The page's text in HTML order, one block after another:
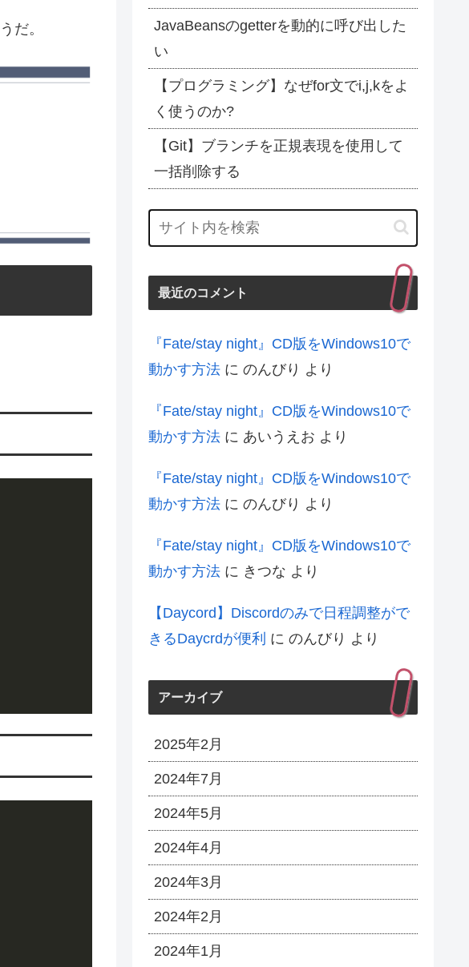
だ。
JavaBeansのgetterを動的に呼び出した
い
【プログラミング】なぜfor文でi,j,kをよ
く使うのか?
【Git】ブランチを正規表現を使用して
一括削除する
最近のコメント
『Fate/stay night』CD版をWindows10で
動かす方法 に のんびり より
『Fate/stay night』CD版をWindows10で
動かす方法 に あいうえお より
『Fate/stay night』CD版をWindows10で
動かす方法 に のんびり より
『Fate/stay night』CD版をWindows10で
動かす方法 に きつな より
【Daycord】Discordのみで日程調整がで
きるDaycrdが便利 に のんびり より
アーカイブ
2025年2月
2024年7月
2024年5月
2024年4月
2024年3月
2024年2月
2024年1月